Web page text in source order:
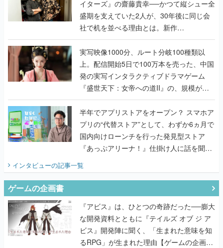
イターズ』の齋藤貴幸──かつて縦シュー全
盛期を支えていた2人が、30年後に同じ会
社で机を並べる理由とは。新作
『TATSUJIN EXTREME』で初タッグを組
んだレジェンド2人に訊く開発秘話
実写映像1000分、ルート分岐100種類以
上。配信開始5日で100万本を売った、中国
発の実写インタラクティブドラマゲーム
『盛世天下：女帝への道II』の、規模が違
うこだわりをプロデューサーに聞いた
半年でアプリストアをオープン？ スマホア
プリの“代替ストア”として、わずか6ヵ月で
国内向けローンチを行った発見型ストア
『あっぷアリーナ！』仕掛け人に話を聞い
インタビューの記事一覧
ゲームの企画書
『アビス』は、ひとつの奇跡だった──膨大
な開発資料とともに『テイルズ オブ ジ ア
ビス』開発陣に聞く、「生まれた意味を知
るRPG」が生まれた理由【ゲームの企画